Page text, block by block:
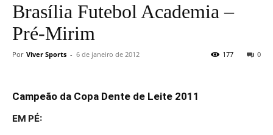
Brasília Futebol Academia –
Pré-Mirim
Por Viver Sports - 6 de janeiro de 2012 0
177
Campeão da Copa Dente de Leite 2011
EM PÉ: